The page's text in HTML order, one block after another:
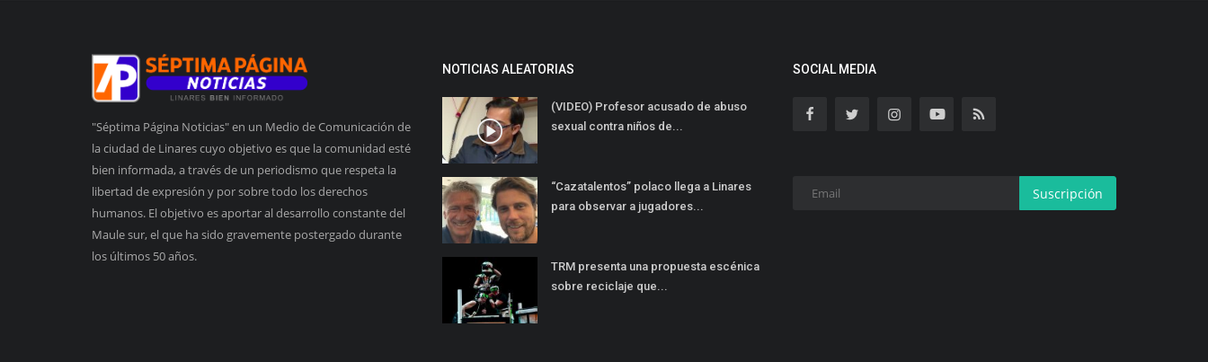
"Séptima Página Noticias" en un Medio de Comunicación de
la ciudad de Linares cuyo objetivo es que la comunidad esté
bien informada, a través de un periodismo que respeta la
libertad de expresión y por sobre todo los derechos
humanos. El objetivo es aportar al desarrollo constante del
Maule sur, el que ha sido gravemente postergado durante
los últimos 50 años.
NOTICIAS ALEATORIAS
(VIDEO) Profesor acusado de abuso
sexual contra niños de...
“Cazatalentos” polaco llega a Linares
para observar a jugadores...
TRM presenta una propuesta escénica
sobre reciclaje que...
SOCIAL MEDIA
Suscripción